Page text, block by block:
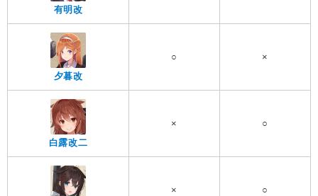
有明改
夕暮改
○ ×
白露改二
× ○
× ○